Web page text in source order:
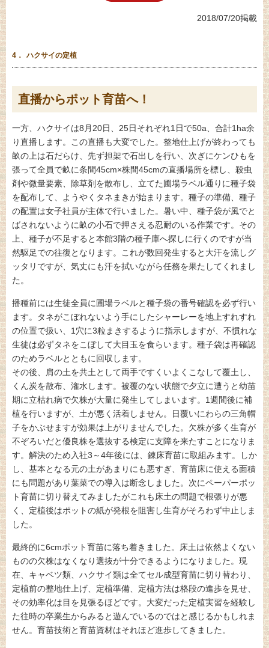
2018/07/20掲載
4． ハクサイの定植
直播からポット育苗へ！
一方、ハクサイは8月20日、25日それぞれ1日で50a、合計1ha余
り直播します。この直播も大変でした。整地仕上げが終わっても
畝の上は石だらけ、先ず担架で石出しを行い、次ぎにケンひもを
張って全員で畝に条間45cm×株間45cmの直播場所を標し、殺虫
剤や微量要素、除草剤を散布し、立てた圃場ラベル通りに種子袋
を配布して、ようやくタネまきが始まります。種子の準備、種子
の配置は女子社員が主体で行いました。暑い中、種子袋が風でと
ばされないように畝の小石で押さえる忍耐のいる作業です。その
上、種子が不足すると本館3階の種子庫へ探しに行くのですが当
然駆足での往復となります。これが数回発生すると大汗を流しグ
ッタリですが、気丈にも汗を拭いながら任務を果たしてくれまし
た。
播種前には生徒全員に圃場ラベルと種子袋の番号確認を必ず行い
ます。タネがこぼれないよう手にしたシャーレーを地上すれすれ
の位置で扱い、1穴に3粒まきするように指示しますが、不慣れな
生徒は必ずタネをこぼして大目玉を食らいます。種子袋は再確認
のためラベルとともに回収します。
その後、肩の土を共土として両手ですくいよくこなして覆土し、
くん炭を散布、潅水します。被覆のない状態で夕立に遭うと幼苗
期に立枯れ病で欠株が大量に発生してしまいます。1週間後に補
植を行いますが、土が悪く活着しません。日覆いにわらの三角帽
子をかぶせますが効果は上がりませんでした。欠株が多く生育が
不ぞろいだと優良株を選抜する検定に支障を来たすことになりま
す。解決のため入社3～4年後には、錬床育苗に取組みます。しか
し、基本となる元の土があまりにも悪すぎ、育苗床に使える面積
にも問題があり葉菜での導入は断念しました。次にペーパーポッ
ト育苗に切り替えてみましたがこれも床土の問題で根張りが悪
く、定植後はポットの紙が発根を阻害し生育がそろわず中止しま
した。
最終的に6cmポット育苗に落ち着きました。床土は依然よくない
ものの欠株はなくなり選抜が十分できるようになりました。現
在、キャベツ類、ハクサイ類は全てセル成型育苗に切り替わり、
定植前の整地仕上げ、定植準備、定植方法は格段の進歩を見せ、
その効率化は目を見張るほどです。大変だった定植実習を経験し
た往時の卒業生からみると遊んでいるのではと感じるかもしれま
せん。育苗技術と育苗資材はそれほど進歩してきました。